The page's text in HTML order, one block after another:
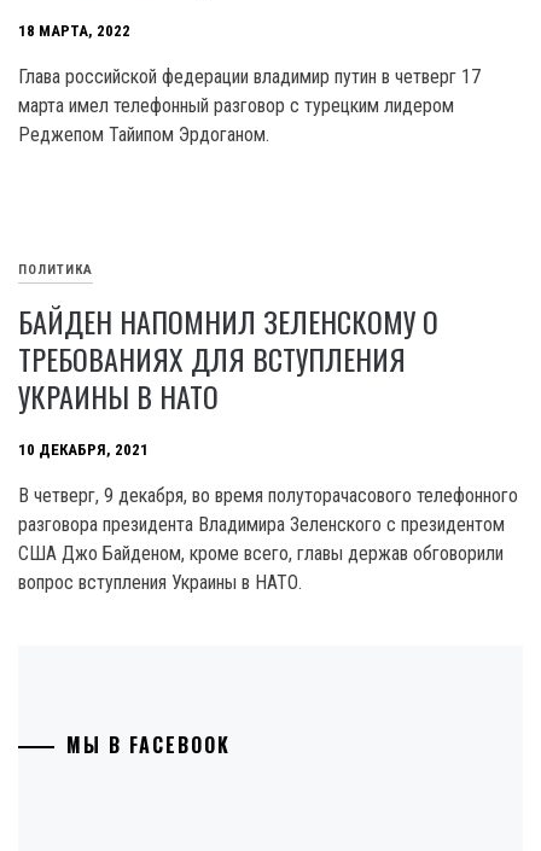
18 МАРТА, 2022
Глава российской федерации владимир путин в четверг 17
марта имел телефонный разговор с турецким лидером
Реджепом Тайипом Эрдоганом.
ПОЛИТИКА
БАЙДЕН НАПОМНИЛ ЗЕЛЕНСКОМУ О
ТРЕБОВАНИЯХ ДЛЯ ВСТУПЛЕНИЯ
УКРАИНЫ В НАТО
10 ДЕКАБРЯ, 2021
В четверг, 9 декабря, во время полуторачасового телефонного
разговора президента Владимира Зеленского с президентом
США Джо Байденом, кроме всего, главы держав обговорили
вопрос вступления Украины в НАТО.
МЫ В FACEBOOK